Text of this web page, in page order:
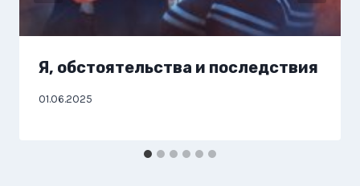
Я, обстоятельства и последствия
01.06.2025